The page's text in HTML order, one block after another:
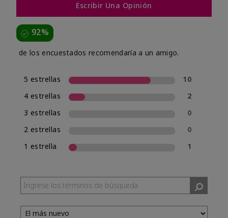
Escribir Una Opinión
92%
de los encuestados recomendaría a un amigo.
5 estrellas
10
4 estrellas
2
3 estrellas
0
2 estrellas
0
1 estrella
1